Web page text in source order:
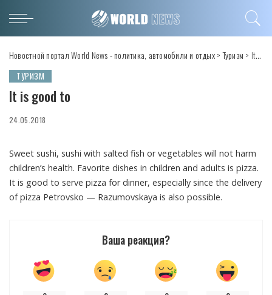
Новостной портал World News - политика, автомобили и отдых>Туризм > It is good to
ТУРИЗМ
It is good to
24.05.2018
Sweet sushi, sushi with salted fish or vegetables will not harm
children’s health. Favorite dishes in children and adults is pizza.
It is good to serve pizza for dinner, especially since the delivery
of pizza Petrovsko — Razumovskaya is also possible.
Ваша реакция?